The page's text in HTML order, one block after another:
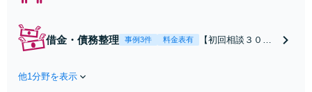
家や住宅ローンを
借金・債務整理 事例3件 料金表有
【初回相談３０分
他1分野を表示